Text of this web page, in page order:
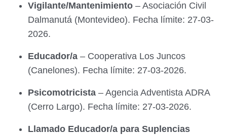
Vigilante/Mantenimiento – Asociación Civil
Dalmanutá (Montevideo). Fecha límite: 27-03-
2026.
Educador/a – Cooperativa Los Juncos
(Canelones). Fecha límite: 27-03-2026.
Psicomotricista – Agencia Adventista ADRA
(Cerro Largo). Fecha límite: 27-03-2026.
Llamado Educador/a para Suplencias